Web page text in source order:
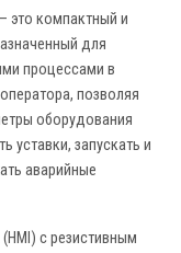
это компактный и
для
процессами в
позволяя
оборудования
уставки, запускать и
аварийные
с резистивным